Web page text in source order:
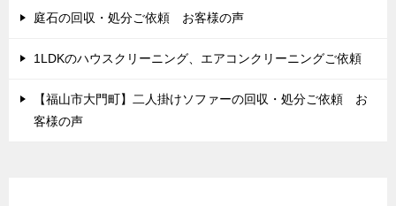
庭石の回収・処分ご依頼 お客様の声
1LDKのハウスクリーニング、エアコンクリーニングご依頼
【福山市大門町】二人掛けソファーの回収・処分ご依頼 お
客様の声